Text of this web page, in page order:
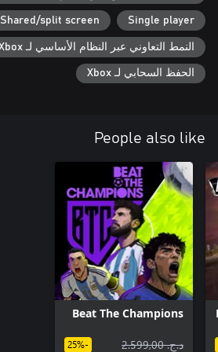
Single player
Shared/split screen
النمط التعاوني عبر النظام الأساسي لـ Xbox
الحفظ السحابي لـ Xbox
People also like
Beat The Champions
د.ج.‏ 2.599,00 -25%